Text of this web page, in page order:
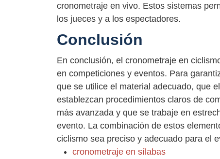
cronometraje en vivo. Estos sistemas
los jueces y a los espectadores.
Conclusión
En conclusión, el cronometraje en
en competiciones y eventos. Para
que se utilice el material adecuado, que
establezcan procedimientos claros de
más avanzada y que se trabaje en
evento. La combinación de estos
ciclismo sea preciso y adecuado para el
cronometraje en sílabas